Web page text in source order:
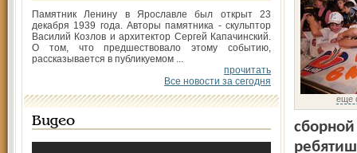
Памятник Ленину в Ярославле был открыт 23
декабря 1939 года. Авторы памятника - скульптор
Василий Козлов и архитектор Сергей Капачинский.
О том, что предшествовало этому событию,
рассказывается в публикуемом ...
прочитать
Все новости за сегодня
Видео
еще
сборной